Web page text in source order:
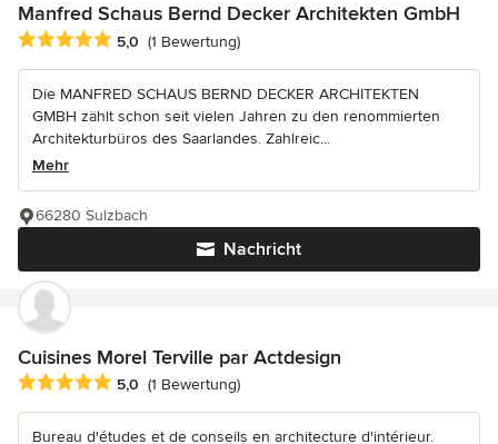
Manfred Schaus Bernd Decker Architekten GmbH
Durchschnittliche Bewertung: 5 von 5 Sternen
5,0 (1 Bewertung)
Die MANFRED SCHAUS BERND DECKER ARCHITEKTEN
GMBH zählt schon seit vielen Jahren zu den renommierten
Architekturbüros des Saarlandes. Zahlreic...
Mehr
Nachricht
66280 Sulzbach
Cuisines Morel Terville par Actdesign
Durchschnittliche Bewertung: 5 von 5 Sternen
5,0 (1 Bewertung)
Bureau d'études et de conseils en architecture d'intérieur.